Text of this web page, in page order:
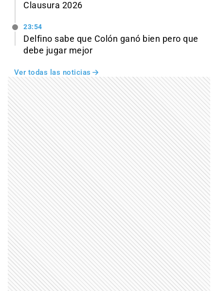
Clausura 2026
23:54
Delfino sabe que Colón ganó bien pero que
debe jugar mejor
Ver todas las noticias